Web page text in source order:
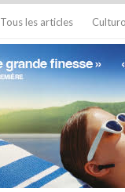
Tous les articles